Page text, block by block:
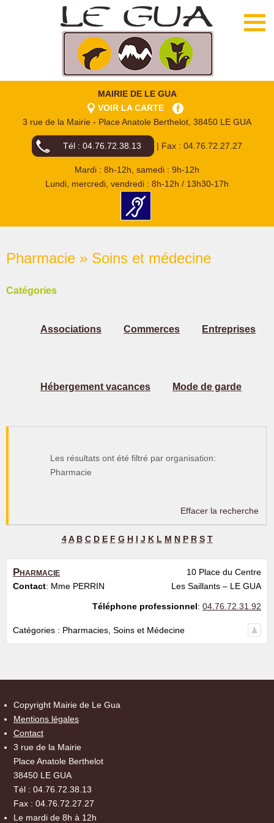
MAIRIE DE LE GUA
VOIR LA CARTE
3 rue de la Mairie - Place Anatole Berthelot, 38450 LE GUA
Tél : 04.76.72.38.13 | Fax : 04.76.72.27.27
Mardi : 8h-12h, samedi : 9h-12h
Lundi, mercredi, vendredi : 8h-12h / 13h30-17h
Pharmacie » Soins et médecine
Catégories
Associations Commerces Entreprises
Hébergement vacances Mode de garde
Les résultats ont été filtré par organisation:
Pharmacie
Effacer la recherche
4 A B C D E F G H I J K L M N P R S T
Pharmacie
Contact: Mme PERRIN
10 Place du Centre
Les Saillants – LE GUA
Téléphone professionnel: 04.76.72.31.92
Catégories : Pharmacies Soins et Médecine
Copyright Mairie de Le Gua
Mentions légales
Contact
3 rue de la Mairie
Place Anatole Berthelot
38450 LE GUA
Tél : 04.76.72.38.13
Fax : 04.76.72.27.27
Le mardi de 8h à 12h